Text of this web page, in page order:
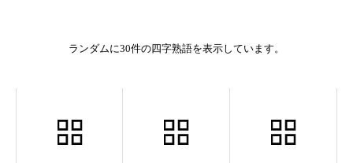
ランダムに30件の四字熟語を表示しています。